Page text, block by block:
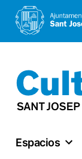
al
contenido
Espacios